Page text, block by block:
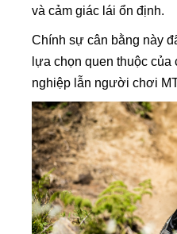
và cảm giác lái ổn định.
Chính sự cân bằng này
lựa chọn quen thuộc
nghiệp lẫn người chơi